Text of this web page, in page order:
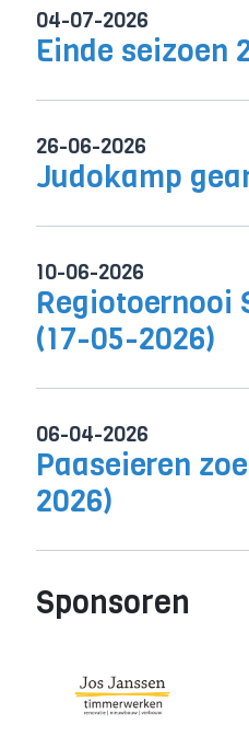
04-07-2026
Einde seizoen
26-06-2026
Judokamp
10-06-2026
Regiotoernooi
(17-05-2026)
06-04-2026
Paaseieren
2026)
Sponsoren